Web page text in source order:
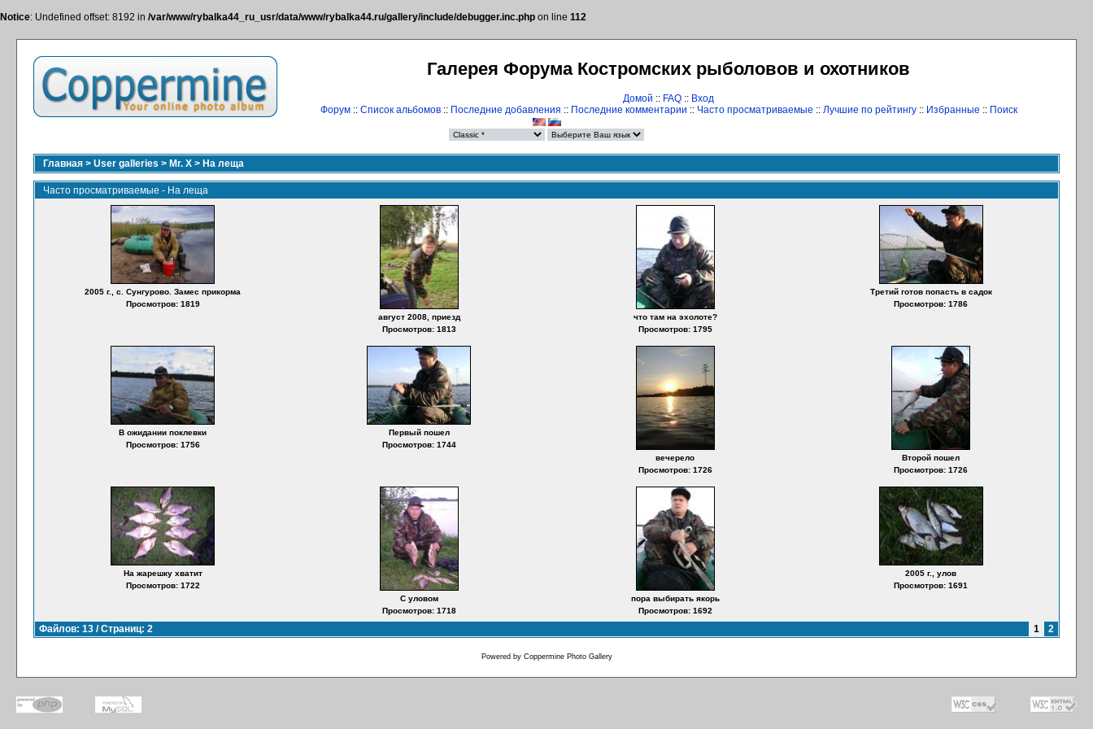
Notice: Undefined offset: 8192 in /var/www/rybalka44_ru_usr/data/www/rybalka44.ru/gallery/include/debugger.inc.php on line 112
Галерея Форума Костромских рыболовов и охотников
Домой :: FAQ :: Вход
Форум:: Список альбомов:: Последние добавления :: Последние комментарии :: Часто просматриваемые :: Лучшие по рейтингу:: Избранные :: Поиск
Главная > User galleries > Mr. X > На леща
Часто просматриваемые - На леща
2005 г., с. Сунгурово. Замес прикорма
Просмотров: 1819
август 2008, приезд
Просмотров: 1813
что там на эхолоте?
Просмотров: 1795
Третий готов попасть в садок
Просмотров: 1786
В ожидании поклевки
Просмотров: 1756
Первый пошел
Просмотров: 1744
вечерело
Просмотров: 1726
Второй пошел
Просмотров: 1726
На жарешку хватит
Просмотров: 1722
С уловом
Просмотров: 1718
пора выбирать якорь
Просмотров: 1692
2005 г., улов
Просмотров: 1691
Файлов: 13 / Страниц: 2 1 2
Powered by Coppermine Photo Gallery